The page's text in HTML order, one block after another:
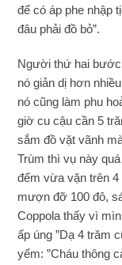
để có áp phe nhập
đâu phải đồ bỏ”.
Người thứ hai bước
nó giản dị hơn
nó cũng làm phu
giờ cu cậu cần 5
sắm đồ vặt vãnh
Trùm thì vụ này
đếm vừa vặn trên 4
mượn đỡ 100 đô,
Coppola thấy vì
ấp úng ”Dạ 4 trăm
yếm: ”Cháu thông